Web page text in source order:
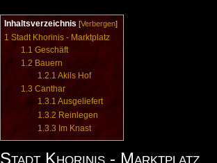
Inhaltsverzeichnis [Verbergen]
1 Stadt Khorinis - Marktplatz
1.1 Geschäft
1.2 Bauern
1.2.1 Akils Hof
1.3 Canthar
1.3.1 Ausgeliefert
1.3.2 Reinlegen
1.3.3 Im Knast
Stadt Khorinis - Marktplatz